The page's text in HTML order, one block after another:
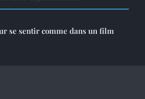
se sentir comme dans un film